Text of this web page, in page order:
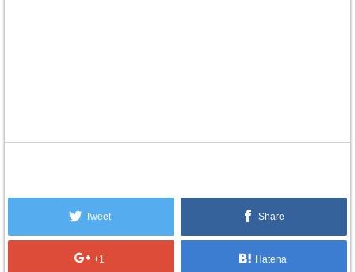
Tweet Share
+1 Hatena